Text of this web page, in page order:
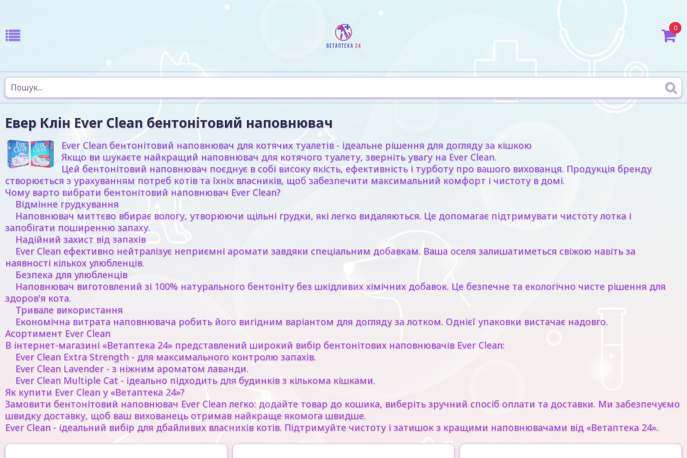
0
Евер Клін Ever Clean бентонітовий наповнювач
Ever Clean бентонітовий наповнювач для котячих туалетів - ідеальне рішення для догляду за кішкою
Якщо ви шукаєте найкращий наповнювач для котячого туалету, зверніть увагу на Ever Clean.
Цей бентонітовий наповнювач поєднує в собі високу якість, ефективність і турботу про вашого вихованця. Продукція бренду
створюється з урахуванням потреб котів та їхніх власників, щоб забезпечити максимальний комфорт і чистоту в домі.
Чому варто вибрати бентонітовий наповнювач Ever Clean?
Відмінне грудкування
Наповнювач миттєво вбирає вологу, утворюючи щільні грудки, які легко видаляються. Це допомагає підтримувати чистоту лотка і
запобігати поширенню запаху.
Надійний захист від запахів
Ever Clean ефективно нейтралізує неприємні аромати завдяки спеціальним добавкам. Ваша оселя залишатиметься свіжою навіть за
наявності кількох улюбленців.
Безпека для улюбленців
Наповнювач виготовлений зі 100% натурального бентоніту без шкідливих хімічних добавок. Це безпечне та екологічно чисте рішення для
здоров'я кота.
Тривале використання
Економічна витрата наповнювача робить його вигідним варіантом для догляду за лотком. Однієї упаковки вистачає надовго.
Асортимент Ever Clean
В інтернет-магазині «Ветаптека 24» представлений широкий вибір бентонітових наповнювачів Ever Clean:
Ever Clean Extra Strength - для максимального контролю запахів.
Ever Clean Lavender - з ніжним ароматом лаванди.
Ever Clean Multiple Cat - ідеально підходить для будинків з кількома кішками.
Як купити Ever Clean у «Ветаптека 24»?
Замовити бентонітовий наповнювач Ever Clean легко: додайте товар до кошика, виберіть зручний спосіб оплати та доставки. Ми забезпечуємо
швидку доставку, щоб ваш вихованець отримав найкраще якомога швидше.
Ever Clean - ідеальний вибір для дбайливих власників котів. Підтримуйте чистоту і затишок з кращими наповнювачами від «Ветаптека 24».